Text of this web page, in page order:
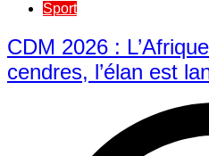
Sport
CDM 2026 :
cendres, l’élan est